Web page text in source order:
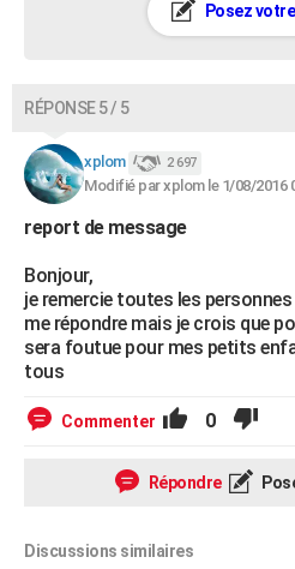
Posez
RÉPONSE 5 / 5
xplom 2 697
Modifié par xplom le 1/08/2016
report de message
Bonjour,
je remercie toutes les
me répondre mais je crois que
sera foutue pour mes petits
tous
Commenter 0
Répondre
Discussions similaires